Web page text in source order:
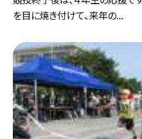
を目に焼き付けて、来年の...